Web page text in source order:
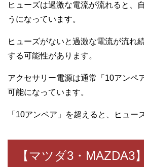
ヒューズは過激な電流が流れると、
うになっています。
ヒューズがないと過激な電流が流れ
する可能性があります。
アクセサリー電源は通常「10アンペ
可能になっています。
「10アンペア」を超えると、ヒュー
【マツダ3・MAZDA3